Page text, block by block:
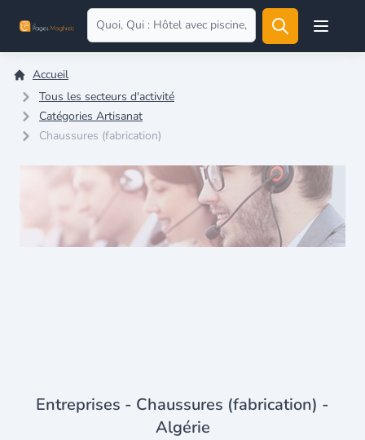
Open
Accueil
Tous les secteurs d'activité
Catégories Artisanat
Chaussures (fabrication)
Entreprises - Chaussures (fabrication) -
Algérie